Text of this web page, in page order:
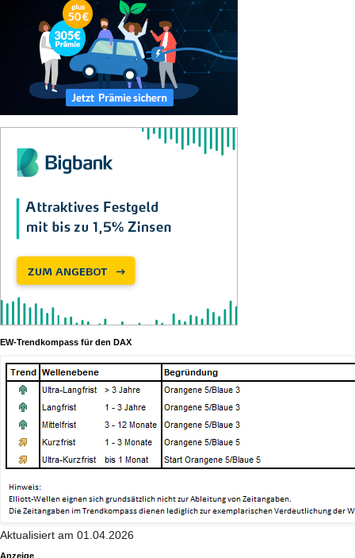
EW-Trendkompass für den DAX
Aktualisiert am 01.04.2026
Anzeige